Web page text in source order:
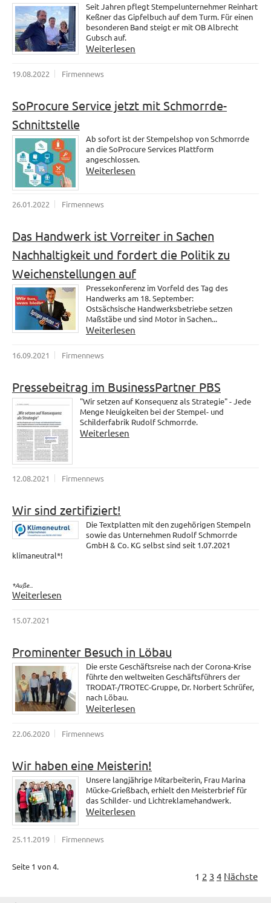
Seit Jahren pflegt Stempelunternehmer Reinhart
Keßner das Gipfelbuch auf dem Turm. Für einen
besonderen Band steigt er mit OB Albrecht
Gubsch auf.
Weiterlesen
19.08.2022 Firmennews
SoProcure Service jetzt mit Schmorrde-
Schnittstelle
Ab sofort ist der Stempelshop von Schmorrde
an die SoProcure Services Plattform
angeschlossen.
Weiterlesen
26.01.2022 Firmennews
Das Handwerk ist Vorreiter in Sachen
Nachhaltigkeit und fordert die Politik zu
Weichenstellungen auf
Pressekonferenz im Vorfeld des Tag des
Handwerks am 18. September:
Ostsächsische Handwerksbetriebe setzen
Maßstäbe und sind Motor in Sachen...
Weiterlesen
16.09.2021 Firmennews
Pressebeitrag im BusinessPartner PBS
"Wir setzen auf Konsequenz als Strategie" - Jede
Menge Neuigkeiten bei der Stempel- und
Schilderfabrik Rudolf Schmorrde.
Weiterlesen
12.08.2021 Firmennews
Wir sind zertifiziert!
Die Textplatten mit den zugehörigen Stempeln
sowie das Unternehmen Rudolf Schmorrde
GmbH & Co. KG selbst sind seit 1.07.2021
klimaneutral*!
*Auße...
Weiterlesen
15.07.2021
Prominenter Besuch in Löbau
Die erste Geschäftsreise nach der Corona-Krise
führte den weltweiten Geschäftsführers der
TRODAT-/TROTEC-Gruppe, Dr. Norbert Schrüfer,
nach Löbau.
Weiterlesen
22.06.2020 Firmennews
Wir haben eine Meisterin!
Unsere langjährige Mitarbeiterin, Frau Marina
Mücke-Grießbach, erhielt den Meisterbrief für
das Schilder- und Lichtreklamehandwerk.
Weiterlesen
25.11.2019 Firmennews
Seite 1 von 4.
1 2 3 4 Nächste